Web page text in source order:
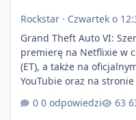
Rockstar · Czwartek o
Grand Theft Auto VI:
premierę na Netflixie w
(ET), a także na
YouTubie oraz na
(ET) 27 sierpnia. https://
Auto VI będzie dostępne
0 odpowiedzi